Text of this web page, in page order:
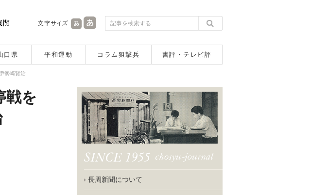
口県 平和運動 コラム狙撃兵 書評・テレビ評
勢崎賢治
戦を
長周新聞について